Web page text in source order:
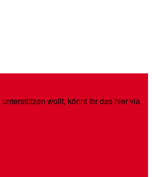
wollt, könnt Ihr das hier via